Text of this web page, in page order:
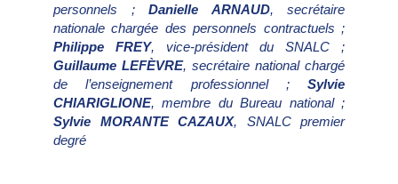
personnels ; Danielle ARNAUD, secrétaire
nationale chargée des personnels contractuels ;
Philippe FREY, vice-président du SNALC ;
Guillaume LEFÈVRE, secrétaire national chargé
de l’enseignement professionnel ; Sylvie
CHIARIGLIONE, membre du Bureau national ;
Sylvie MORANTE CAZAUX, SNALC premier
degré